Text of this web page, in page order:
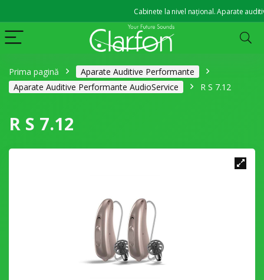
Cabinete la nivel național. Aparate auditive
Prima pagină
Aparate Auditive Performante
Aparate Auditive Performante AudioService
R S 7.12
R S 7.12